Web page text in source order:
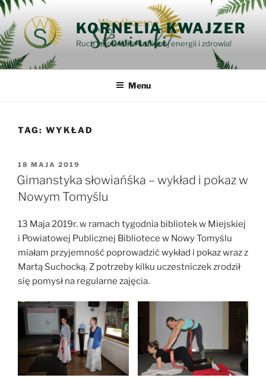
Przejdź
do
treści
KORNELIA KWAJZER
Ruch jako źródło kobiecej energii i zdrowia!
Menu
TAG: WYKŁAD
OPUBLIKOWANE
W
18 MAJA 2019
Gimanstyka słowiańśka – wykład i pokaz w
Nowym Tomyślu
13 Maja 2019r. w ramach tygodnia bibliotek w Miejskiej
i Powiatowej Publicznej Bibliotece w Nowy Tomyślu
miałam przyjemność poprowadzić wykład i pokaz wraz z
Martą Suchocką. Z potrzeby kilku uczestniczek zrodził
się pomysł na regularne zajęcia.